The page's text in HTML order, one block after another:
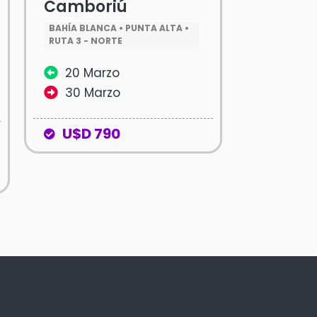
Camboriú
BAHÍA BLANCA • PUNTA ALTA •
RUTA 3 - NORTE
20 Marzo
30 Marzo
U$D 790